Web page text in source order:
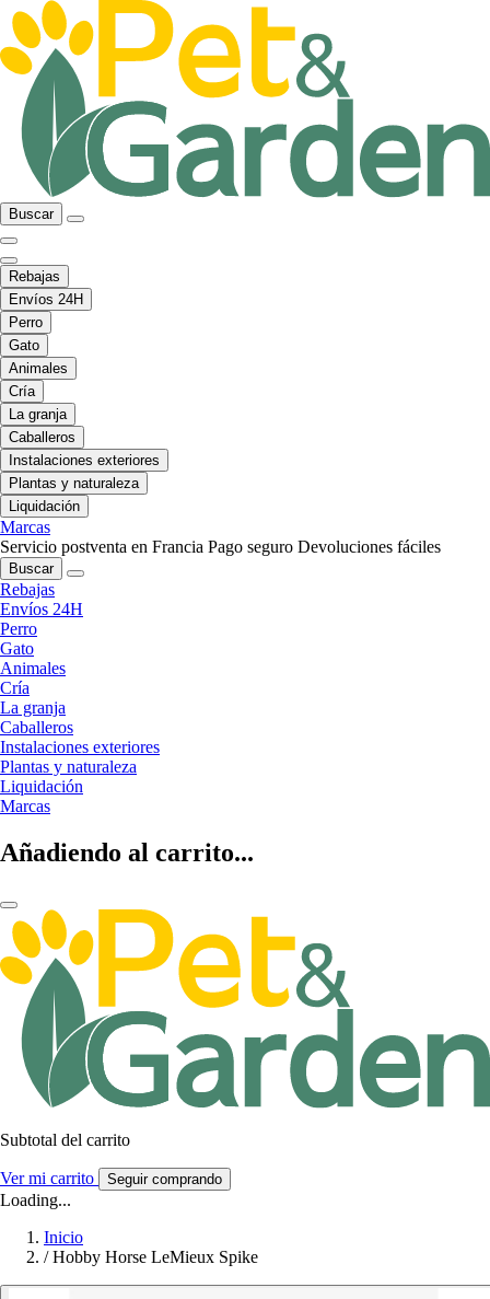
Buscar
Rebajas
Envíos 24H
Perro
Gato
Animales
Cría
La granja
Caballeros
Instalaciones exteriores
Plantas y naturaleza
Liquidación
Marcas
Servicio postventa en Francia Pago seguro Devoluciones fáciles
Buscar
Rebajas
Envíos 24H
Perro
Gato
Animales
Cría
La granja
Caballeros
Instalaciones exteriores
Plantas y naturaleza
Liquidación
Marcas
Añadiendo al carrito...
Subtotal del carrito
Ver mi carrito Seguir comprando
Loading...
Inicio
/ Hobby Horse LeMieux Spike